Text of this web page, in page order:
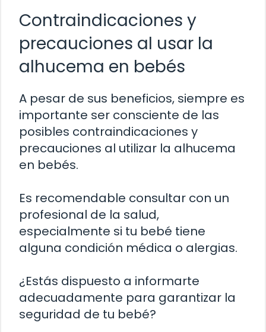
Contraindicaciones y
precauciones al usar la
alhucema en bebés
A pesar de sus beneficios, siempre es
importante ser consciente de las
posibles contraindicaciones y
precauciones al utilizar la alhucema
en bebés.
Es recomendable consultar con un
profesional de la salud,
especialmente si tu bebé tiene
alguna condición médica o alergias.
¿Estás dispuesto a informarte
adecuadamente para garantizar la
seguridad de tu bebé?